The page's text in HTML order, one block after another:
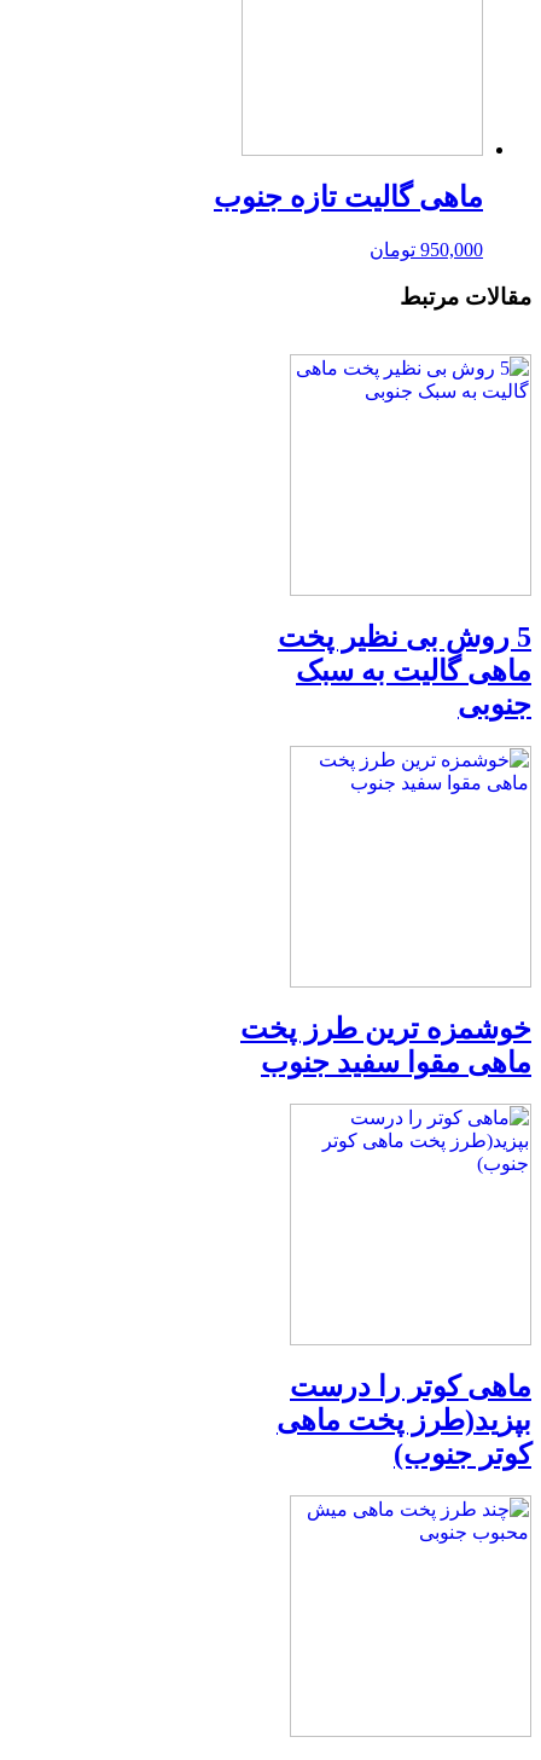
ماهی گالیت تازه جنوب
950,000 تومان
مقالات مرتبط
5 روش بی نظیر پخت
ماهی گالیت به سبک
جنوبی
خوشمزه ترین طرز پخت
ماهی مقوا سفید جنوب
ماهی کوتر را درست
بپزید(طرز پخت ماهی
کوتر جنوب)